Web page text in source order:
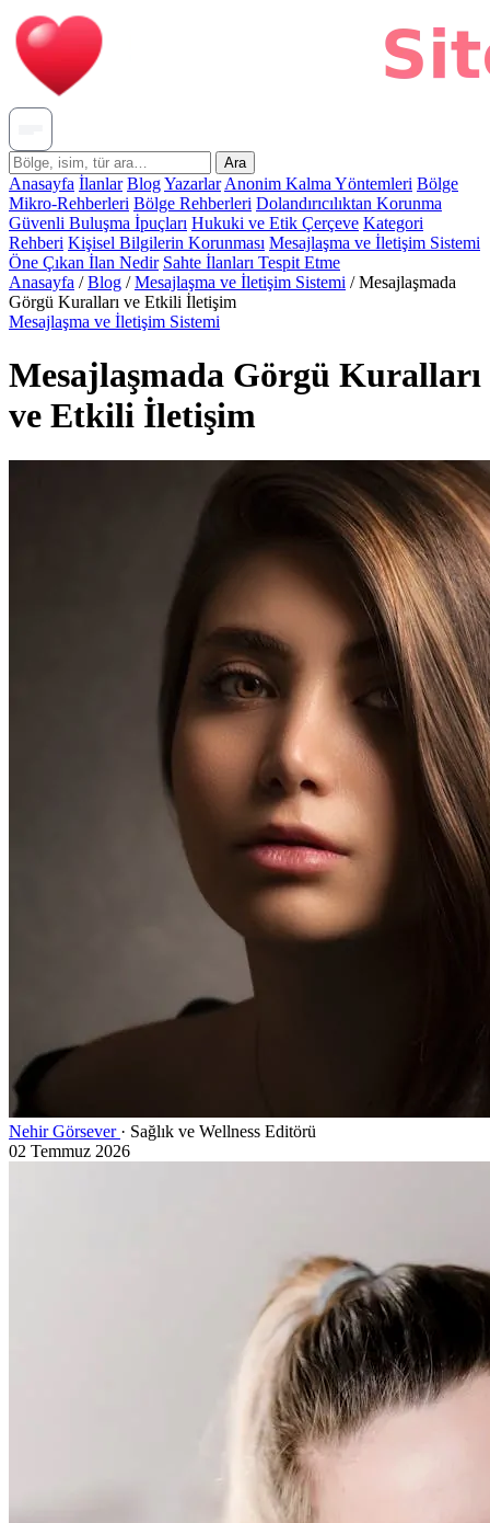
Ara
Anasayfa İlanlar BlogYazarlar Anonim Kalma Yöntemleri Bölge
Mikro-Rehberleri Bölge Rehberleri Dolandırıcılıktan Korunma
Güvenli Buluşma İpuçları Hukuki ve Etik Çerçeve Kategori
Rehberi Kişisel Bilgilerin Korunması Mesajlaşma ve İletişim Sistemi
Öne Çıkan İlan Nedir Sahte İlanları Tespit Etme
Anasayfa / Blog / Mesajlaşma ve İletişim Sistemi / Mesajlaşmada
Görgü Kuralları ve Etkili İletişim
Mesajlaşma ve İletişim Sistemi
Mesajlaşmada Görgü Kuralları
ve Etkili İletişim
Nehir Görsever · Sağlık ve Wellness Editörü
02 Temmuz 2026